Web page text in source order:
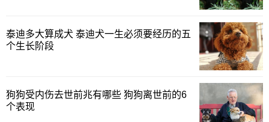
度。缸内放置一些鹅卵石等小型装饰，除了美观，也有助于
水质的氧化还原平衡与底部沉积的控制。关键在于：水质波
动越小，鱼儿的成长路线就越稳定。你是否观察到，最近一
段时间缸中的水色更清澈，鱼儿游动也更有劲儿？这往往就
喂食量与成长关系：别让喂养成了水质病
泰迪多大算成犬 泰迪犬一生必须要经历的五
个生长阶段
狗狗受内伤去世前兆有哪些 狗狗离世前的6
个表现